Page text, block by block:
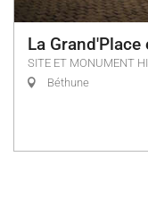
La
SITE ET MONUMENT
Béthune